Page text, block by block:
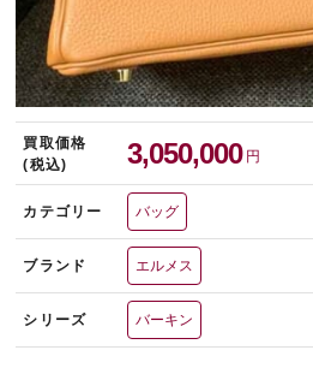
買取価格
(税込)
3,050,000 円
カテゴリー バッグ
ブランド エルメス
シリーズ バーキン